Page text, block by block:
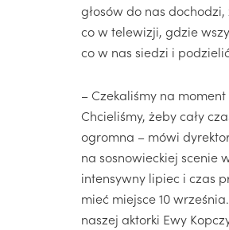
głosów do nas
co w telewizji, gdzie
co w nas siedzi i
– Czekaliśmy na
Chcieliśmy, żeby cały
ogromna – mówi
na sosnowieckiej scenie
intensywny lipiec i czas
mieć miejsce 10
naszej aktorki Ewy